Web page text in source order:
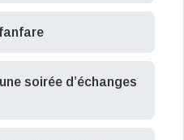
soirée d’échanges